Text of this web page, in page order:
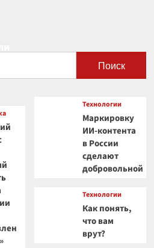
Поиск
Технологии
Маркировку
ИИ-контента
в России
сделают
добровольной
Технологии
Как понять,
что вам
врут?